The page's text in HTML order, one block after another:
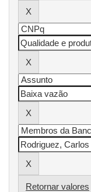
Retornar valores